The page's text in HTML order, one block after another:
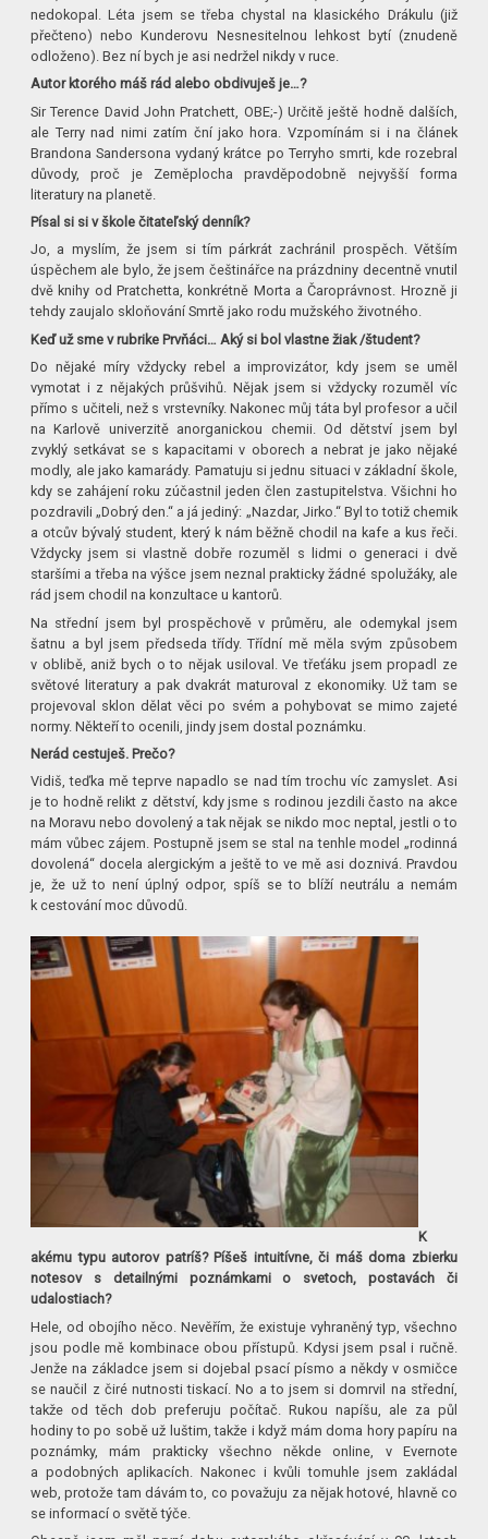
nedokopal. Léta jsem se třeba chystal na klasického Drákulu (již
přečteno) nebo Kunderovu Nesnesitelnou lehkost bytí (znudeně
odloženo). Bez ní bych je asi nedržel nikdy v ruce.
Autor ktorého máš rád alebo obdivuješ je…?
Sir Terence David John Pratchett, OBE;-) Určitě ještě hodně dalších,
ale Terry nad nimi zatím ční jako hora. Vzpomínám si i na článek
Brandona Sandersona vydaný krátce po Terryho smrti, kde rozebral
důvody, proč je Zeměplocha pravděpodobně nejvyšší forma
literatury na planetě.
Písal si si v škole čitateľský denník?
Jo, a myslím, že jsem si tím párkrát zachránil prospěch. Větším
úspěchem ale bylo, že jsem češtinářce na prázdniny decentně vnutil
dvě knihy od Pratchetta, konkrétně Morta a Čaroprávnost. Hrozně ji
tehdy zaujalo skloňování Smrtě jako rodu mužského životného.
Keď už sme v rubrike Prvňáci… Aký si bol vlastne žiak /študent?
Do nějaké míry vždycky rebel a improvizátor, kdy jsem se uměl
vymotat i z nějakých průšvihů. Nějak jsem si vždycky rozuměl víc
přímo s učiteli, než s vrstevníky. Nakonec můj táta byl profesor a učil
na Karlově univerzitě anorganickou chemii. Od dětství jsem byl
zvyklý setkávat se s kapacitami v oborech a nebrat je jako nějaké
modly, ale jako kamarády. Pamatuju si jednu situaci v základní škole,
kdy se zahájení roku zúčastnil jeden člen zastupitelstva. Všichni ho
pozdravili „Dobrý den.“ a já jediný: „Nazdar, Jirko.“ Byl to totiž chemik
a otcův bývalý student, který k nám běžně chodil na kafe a kus řeči.
Vždycky jsem si vlastně dobře rozuměl s lidmi o generaci i dvě
staršími a třeba na výšce jsem neznal prakticky žádné spolužáky, ale
rád jsem chodil na konzultace u kantorů.
Na střední jsem byl prospěchově v průměru, ale odemykal jsem
šatnu a byl jsem předseda třídy. Třídní mě měla svým způsobem
v oblibě, aniž bych o to nějak usiloval. Ve třeťáku jsem propadl ze
světové literatury a pak dvakrát maturoval z ekonomiky. Už tam se
projevoval sklon dělat věci po svém a pohybovat se mimo zajeté
normy. Někteří to ocenili, jindy jsem dostal poznámku.
Nerád cestuješ. Prečo?
Vidiš, teďka mě teprve napadlo se nad tím trochu víc zamyslet. Asi
je to hodně relikt z dětství, kdy jsme s rodinou jezdili často na akce
na Moravu nebo dovolený a tak nějak se nikdo moc neptal, jestli o to
mám vůbec zájem. Postupně jsem se stal na tenhle model „rodinná
dovolená“ docela alergickým a ještě to ve mě asi doznivá. Pravdou
je, že už to není úplný odpor, spíš se to blíží neutrálu a nemám
k cestování moc důvodů.
K
akému typu autorov patríš? Píšeš intuitívne, či máš doma zbierku
notesov s detailnými poznámkami o svetoch, postavách či
udalostiach?
Hele, od obojího něco. Nevěřím, že existuje vyhraněný typ, všechno
jsou podle mě kombinace obou přístupů. Kdysi jsem psal i ručně.
Jenže na základce jsem si dojebal psací písmo a někdy v osmičce
se naučil z čiré nutnosti tiskací. No a to jsem si domrvil na střední,
takže od těch dob preferuju počítač. Rukou napíšu, ale za půl
hodiny to po sobě už luštim, takže i když mám doma hory papíru na
poznámky, mám prakticky všechno někde online, v Evernote
a podobných aplikacích. Nakonec i kvůli tomuhle jsem zakládal
web, protože tam dávám to, co považuju za nějak hotové, hlavně co
se informací o světě týče.